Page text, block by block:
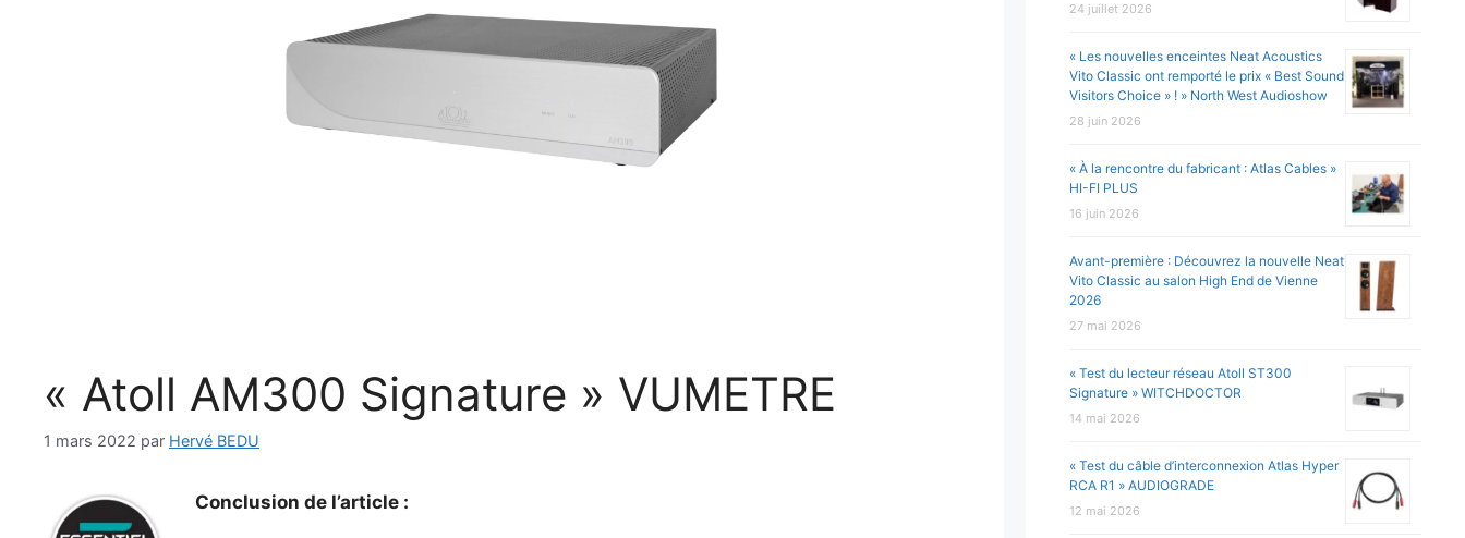
« Atoll AM300 Signature » VUMETRE
1 mars 2022 par Hervé BEDU
Conclusion de l’article :
24 juillet 2026
« Les nouvelles enceintes Neat Acoustics
Vito Classic ont remporté le prix « Best Sound
Visitors Choice » ! » North West Audioshow
28 juin 2026
« À la rencontre du fabricant : Atlas Cables »
HI-FI PLUS
16 juin 2026
Avant-première : Découvrez la nouvelle Neat
Vito Classic au salon High End de Vienne
2026
27 mai 2026
« Test du lecteur réseau Atoll ST300
Signature » WITCHDOCTOR
14 mai 2026
« Test du câble d’interconnexion Atlas Hyper
RCA R1 » AUDIOGRADE
12 mai 2026